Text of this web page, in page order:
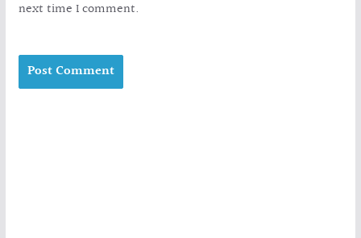
next time I comment.